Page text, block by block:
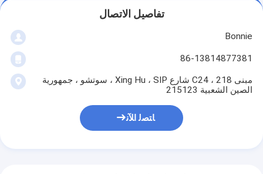
تفاصيل الاتصال
Bonnie
86-13814877381
مبنى C24 ، 218 شارع Xing Hu ، SIP ، سوتشو ، جمهورية
الصين الشعبية 215123
ﺎﺘﺼﻟ ﺍﻶﻧ